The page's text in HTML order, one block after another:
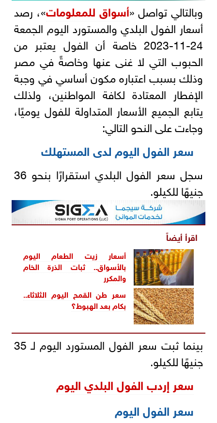
وبالتالي تواصل «أسواق للمعلومات»، رصد
أسعار الفول البلدي والمستورد اليوم الجمعة
24-11-2023 خاصة أن الفول يعتبر من
الحبوب التي لا غنى عنها وخاصةً في مصر
وذلك بسبب اعتباره مكون أساسي في وجبة
الإفطار المعتادة لكافة المواطنين، ولذلك
يتابع الجميع الأسعار المتداولة للفول يوميًا،
وجاءت على النحو التالي:
سعر الفول اليوم لدى المستهلك
سجل سعر الفول البلدي استقرارًا بنحو 36
جنيهًا للكيلو.
اقرأ أيضاً
أسعار زيت الطعام اليوم
بالأسواق.. ثبات الذرة الخام
والمكرر
سعر طن القمح اليوم الثلاثاء..
بكام بعد الهبوط؟
بينما ثبت سعر الفول المستورد اليوم لـ 35
جنيهًا للكيلو.
سعر إردب الفول البلدي اليوم
سعر الفول اليوم